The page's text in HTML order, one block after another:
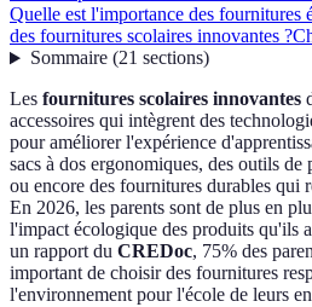
Quelle est l'importance des fournitures
des fournitures scolaires innovantes ?
Sommaire(21 sections)
Les fournitures scolaires innovantes
accessoires qui intègrent des
pour améliorer l'expérience
sacs à dos ergonomiques, des outils de
ou encore des fournitures durables qui
En 2026, les parents sont de plus en
l'impact écologique des produits qu'ils
un rapport du CREDoc, 75% des
important de choisir des fournitures
l'environnement pour l'école de leurs